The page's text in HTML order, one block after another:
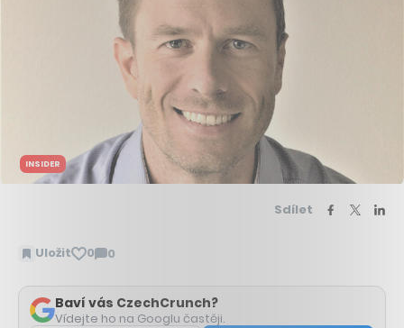
INSIDER
Sdílet
Uložit 0 0
Zobrazit
Baví vás CzechCrunch?
Vídejte ho na Googlu častěji.